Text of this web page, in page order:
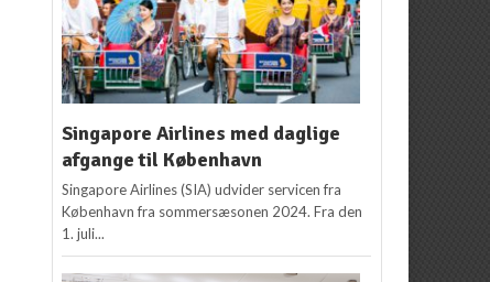
Singapore Airlines med daglige
afgange til København
Singapore Airlines (SIA) udvider servicen fra
København fra sommersæsonen 2024. Fra den
1. juli...